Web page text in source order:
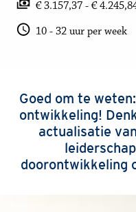
€ 3.157,37 - €
10 - 32 uur per week
Goed om te
ontwikkeling!
actualisatie
doorontwikkeling